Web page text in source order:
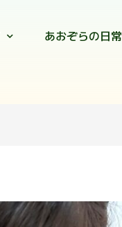
あおぞらの日常